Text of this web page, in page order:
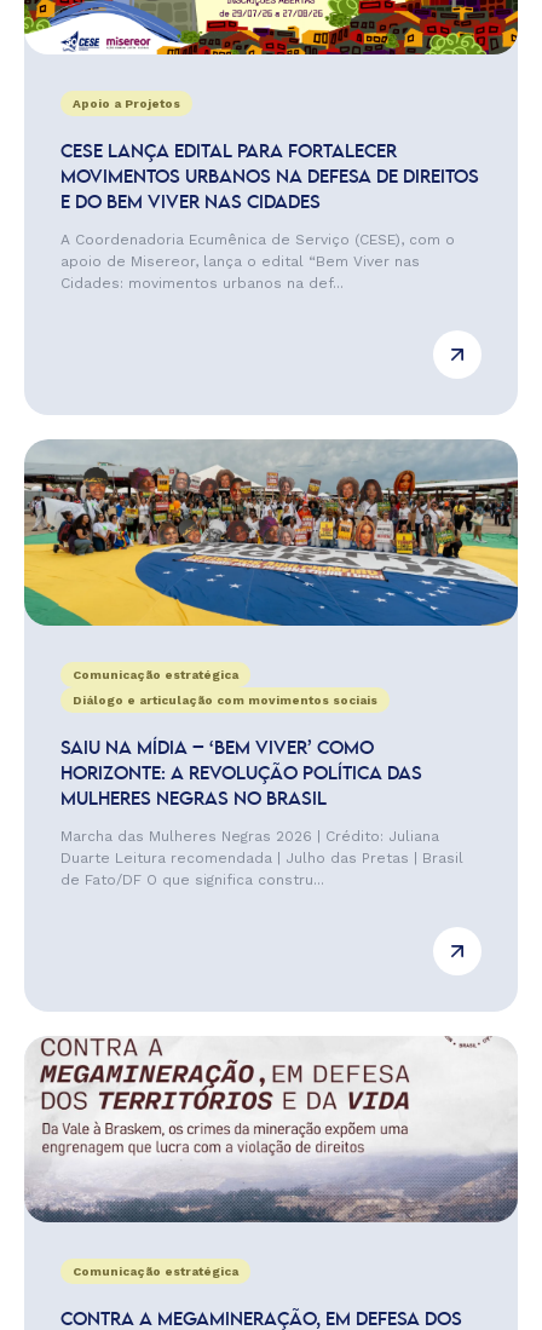
Apoio a Projetos
CESE LANÇA EDITAL PARA FORTALECER
MOVIMENTOS URBANOS NA DEFESA DE DIREITOS
E DO BEM VIVER NAS CIDADES
A Coordenadoria Ecumênica de Serviço (CESE), com o
apoio de Misereor, lança o edital “Bem Viver nas
Cidades: movimentos urbanos na def...
Comunicação estratégica
Diálogo e articulação com movimentos sociais
SAIU NA MÍDIA – ‘BEM VIVER’ COMO
HORIZONTE: A REVOLUÇÃO POLÍTICA DAS
MULHERES NEGRAS NO BRASIL
Marcha das Mulheres Negras 2026 | Crédito: Juliana
Duarte Leitura recomendada | Julho das Pretas | Brasil
de Fato/DF O que significa constru...
Comunicação estratégica
CONTRA A MEGAMINERAÇÃO, EM DEFESA DOS